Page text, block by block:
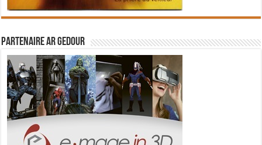
Partenaire Ar Gedour